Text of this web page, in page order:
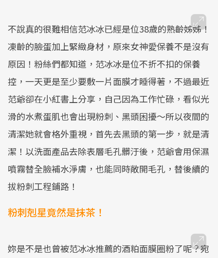
不說真的很難相信范冰冰已經是位38歲的熟齡姊姊！
凍齡的臉蛋加上緊緻身材，原來女神愛保養不是沒有
原因！粉絲們都知道，范冰冰是位不折不扣的保養
控，一天更是至少要敷一片面膜才睡得著，不過最近
范爺卻在小紅書上分享，自己因為工作忙碌，看似光
滑的水煮蛋肌也會出現粉刺、黑頭困擾～所以夜間的
清潔她就會格外重視，首先去黑頭的第一步，就是清
潔！以洗面產品去除表層毛孔髒汙後，范爺會用保濕
噴霧替全臉補水淨膚，也能同時敞開毛孔，替後續的
拔粉刺工程鋪路！
粉刺剋星竟然是抹茶！
妳是不是也曾被范冰冰推薦的酒粕面膜圈粉了呢？宛